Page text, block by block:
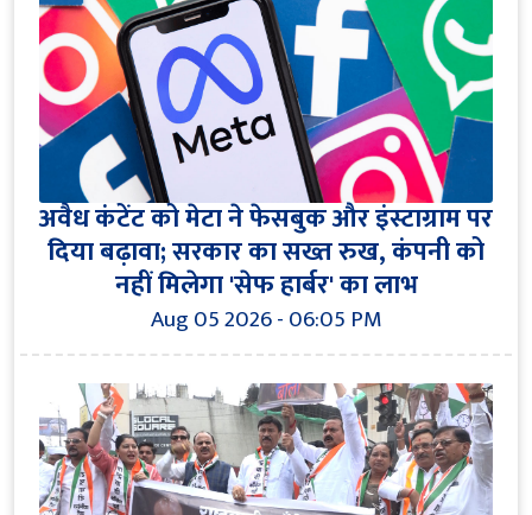
अवैध कंटेंट को मेटा ने फेसबुक और इंस्टाग्राम पर
दिया बढ़ावा; सरकार का सख्त रुख, कंपनी को
नहीं मिलेगा 'सेफ हार्बर' का लाभ
Aug 05 2026 - 06:05 PM